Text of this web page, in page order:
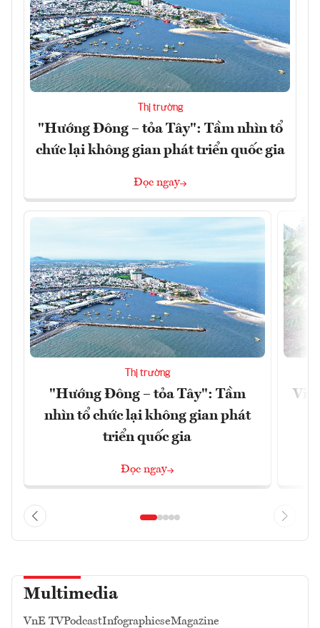
Thị trường
"Hướng Đông – tỏa Tây": Tầm nhìn tổ
chức lại không gian phát triển quốc gia
Đọc ngay
Thị trường
"Hướng Đông – tỏa Tây": Tầm
nhìn tổ chức lại không gian phát
triển quốc gia
Đọc ngay
Multimedia
VnE TVPodcastInfographicseMagazine